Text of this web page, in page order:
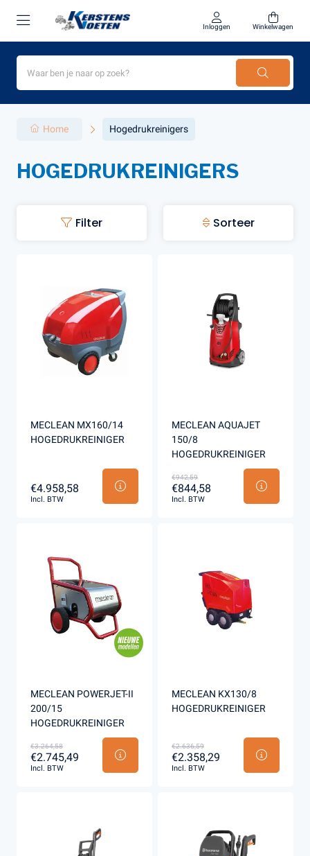
Inloggen Winkelwagen
Home Hogedrukreinigers
HOGEDRUKREINIGERS
Filter Sorteer
MECLEAN MX160/14
HOGEDRUKREINIGER
€4.958,58
Incl. BTW
MECLEAN AQUAJET
150/8
HOGEDRUKREINIGER
€942,59
€844,58
Incl. BTW
MECLEAN POWERJET-II
200/15
HOGEDRUKREINIGER
€3.264,58
€2.745,49
Incl. BTW
MECLEAN KX130/8
HOGEDRUKREINIGER
€2.636,59
€2.358,29
Incl. BTW